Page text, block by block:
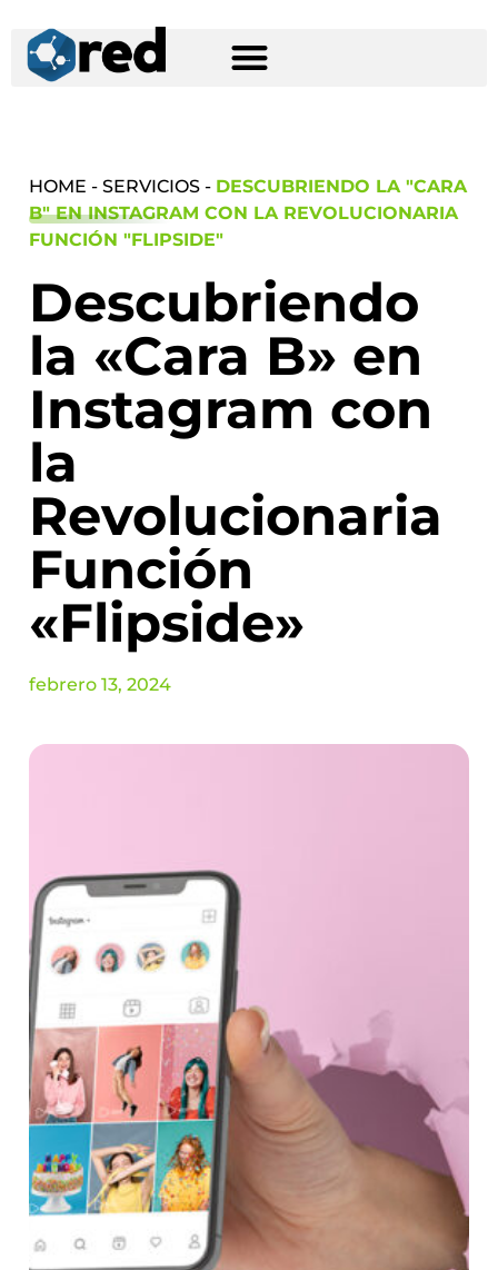
HOME - SERVICIOS - DESCUBRIENDO LA "CARA
B" EN INSTAGRAM CON LA REVOLUCIONARIA
FUNCIÓN "FLIPSIDE"
Descubriendo
la «Cara B» en
Instagram con
la
Revolucionaria
Función
«Flipside»
febrero 13, 2024